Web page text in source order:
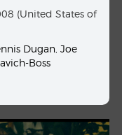
(United States of
Dugan ,Joe
Boss